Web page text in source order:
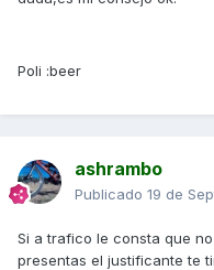
Poli :beer
ashrambo
Publicado 19 de
Si a trafico le consta que
presentas el justificante te